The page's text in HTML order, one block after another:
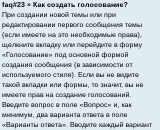
faq#23 » Как создать голосование?
При создании новой темы или при
редактировании первого сообщения темы
(если имеете на это необходимые права),
щелкните вкладку или перейдите в форму
«Голосование» под основной формой
создания сообщения (в зависимости от
используемого стиля). Если вы не видите
такой вкладки или формы, то значит, вы не
имеете прав на создание голосований.
Введите вопрос в поле «Вопрос» и, как
минимум, два варианта ответа в поле
«Варианты ответа». Вводите каждый вариант